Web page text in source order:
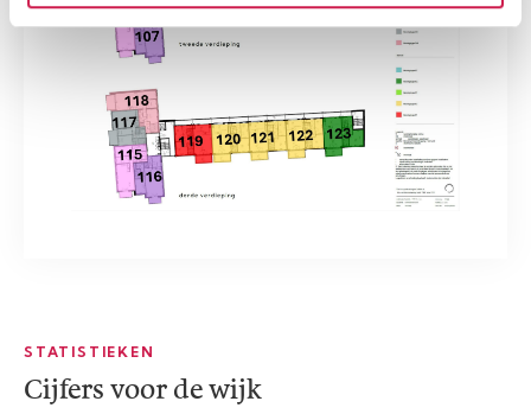
STATISTIEKEN
Cijfers voor de wijk